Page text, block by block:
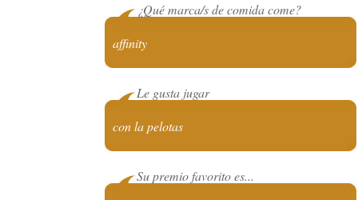
¿Qué marca/s de comida come?
affinity
Le gusta jugar
con la pelotas
Su premio favorito es...